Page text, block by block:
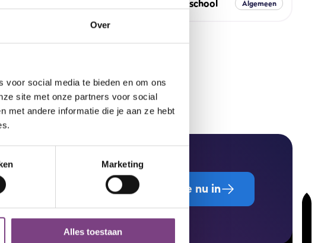
Over
voor social media te bieden en om ons
site met onze partners voor social
met andere informatie die je aan ze hebt
Marketing
Alles toestaan
Algemeen
Voor het eerst naar de sportschool
Schrijf je nu in